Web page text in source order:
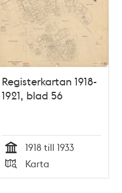
Registerkartan 1918-
1921, blad 56
Tid
1918 till 1933
Typ
Karta